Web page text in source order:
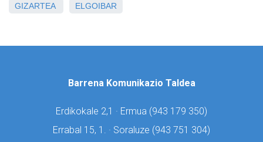
GIZARTEA ELGOIBAR
Barrena Komunikazio Taldea
Erdikokale 2,1 · Ermua (943 179 350)
Errabal 15, 1. · Soraluze (943 751 304)